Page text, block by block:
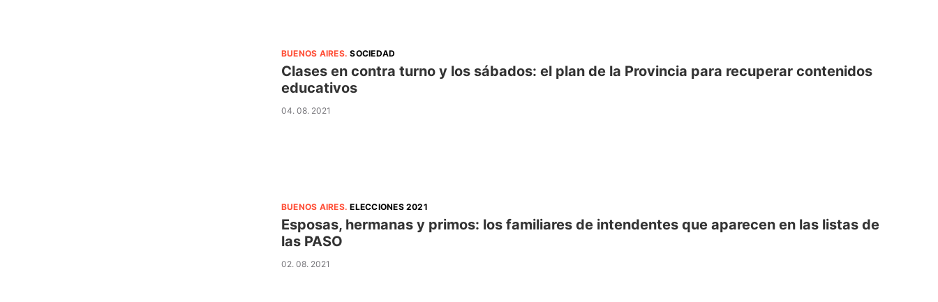
BUENOS AIRES.SOCIEDAD
Clases en contra turno y los sábados: el plan de la Provincia para recuperar contenidos
educativos
04. 08. 2021
BUENOS AIRES.ELECCIONES 2021
Esposas, hermanas y primos: los familiares de intendentes que aparecen en las listas de
las PASO
02. 08. 2021